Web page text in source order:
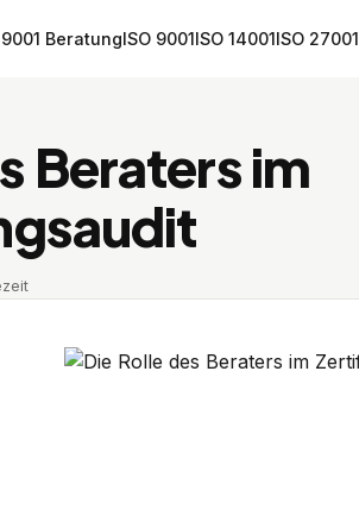
9001 BeratungISO 9001ISO 14001ISO 27001
Beraters im